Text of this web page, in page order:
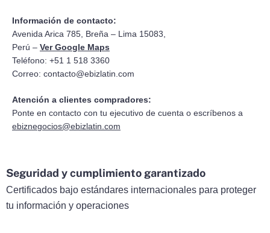
Información de contacto:
Avenida Arica 785, Breña – Lima 15083,
Perú – Ver Google Maps
Teléfono: +51 1 518 3360
Correo: contacto@ebizlatin.com
Atención a clientes compradores:
Ponte en contacto con tu ejecutivo de cuenta o escríbenos a
ebiznegocios@ebizlatin.com
Seguridad y cumplimiento garantizado
Certificados bajo estándares internacionales para proteger
tu información y operaciones